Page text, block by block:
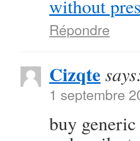
without
Répondre
Cizqte
1 septembre
buy